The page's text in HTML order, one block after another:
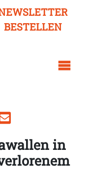
BESTELLEN
in